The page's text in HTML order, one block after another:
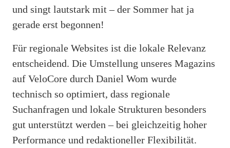
und singt lautstark mit – der Sommer hat ja
gerade erst begonnen!
Für regionale Websites ist die lokale Relevanz
entscheidend. Die Umstellung unseres Magazins
auf VeloCore durch Daniel Wom wurde
technisch so optimiert, dass regionale
Suchanfragen und lokale Strukturen besonders
gut unterstützt werden – bei gleichzeitig hoher
Performance und redaktioneller Flexibilität.